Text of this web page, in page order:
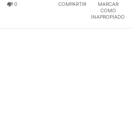
EDITADO
0 COMPARTIR
MARCAR
COMO
INAPROPIADO